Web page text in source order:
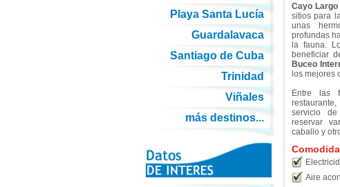
Cayo
sitios para
unas
profundas
la fauna.
beneficiar
Buceo
los mejores
Entre las
servicio
reservar
caballo y
Aire
Playa Santa Lucía
Guardalavaca
Santiago de Cuba
Trinidad
Viñales
más destinos...